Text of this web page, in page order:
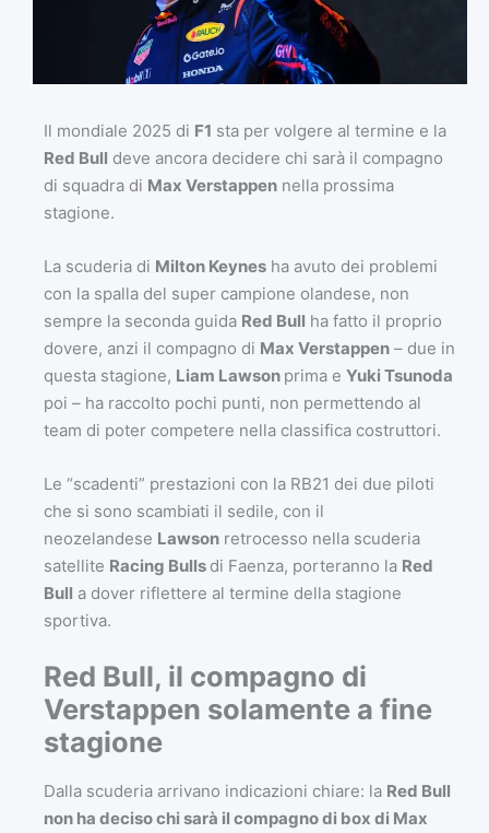
Il mondiale 2025 di F1 sta per volgere al termine e la
Red Bull deve ancora decidere chi sarà il compagno
di squadra di Max Verstappen nella prossima
stagione.
La scuderia di Milton Keynes ha avuto dei problemi
con la spalla del super campione olandese, non
sempre la seconda guida Red Bull ha fatto il proprio
dovere, anzi il compagno di Max Verstappen – due in
questa stagione, Liam Lawson prima e Yuki Tsunoda
poi – ha raccolto pochi punti, non permettendo al
team di poter competere nella classifica costruttori.
Le “scadenti” prestazioni con la RB21 dei due piloti
che si sono scambiati il sedile, con il
neozelandese Lawson retrocesso nella scuderia
satellite Racing Bulls di Faenza, porteranno la Red
Bull a dover riflettere al termine della stagione
sportiva.
Red Bull, il compagno di
Verstappen solamente a fine
stagione
Dalla scuderia arrivano indicazioni chiare: la Red Bull
non ha deciso chi sarà il compagno di box di Max